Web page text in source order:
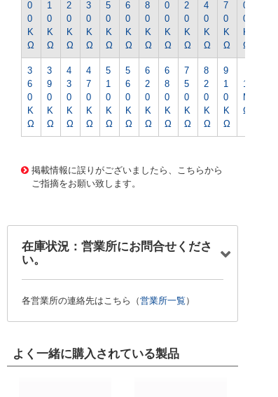
0
0
K
Ω
1
0
K
Ω
2
0
K
Ω
3
0
K
Ω
5
0
K
Ω
6
0
K
Ω
8
0
K
Ω
0
0
K
Ω
2
0
K
Ω
4
0
K
Ω
7
0
K
Ω
0
0
K
Ω
3
6
0
K
Ω
3
9
0
K
Ω
4
3
0
K
Ω
4
7
0
K
Ω
5
1
0
K
Ω
5
6
0
K
Ω
6
2
0
K
Ω
6
8
0
K
Ω
7
5
0
K
Ω
8
2
0
K
Ω
9
1
0
K
Ω
1
M
Ω
掲載情報に誤りがございましたら、こちらから
ご指摘をお願い致します。
在庫状況：営業所にお問合せくださ
い。
各営業所の連絡先はこちら（営業所一覧 ）
よく一緒に購入されている製品